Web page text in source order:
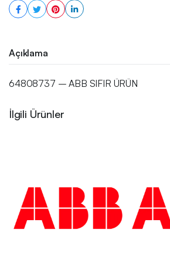
Açıklama
64808737 – ABB SIFIR ÜRÜN
İlgili Ürünler